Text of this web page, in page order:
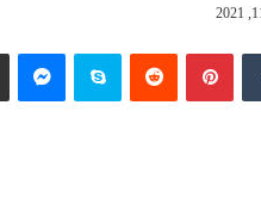
بينتيريست سكايب